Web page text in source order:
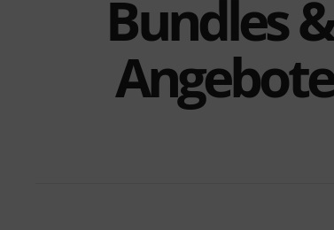
Bundles &
Angebote